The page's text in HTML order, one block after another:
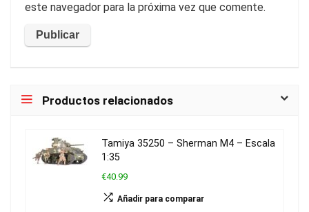
este navegador para la próxima vez que comente.
Productos relacionados
Tamiya 35250 – Sherman M4 – Escala
1:35
€40.99
Añadir para comparar